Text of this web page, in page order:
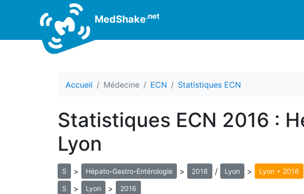
MedShake.net
Accueil Médecine ECN Statistiques ECN
Statistiques ECN 2016 :
Lyon
S > Hépato-Gastro-Entérologie > 2016 / Lyon > Lyon + 2016
S > Lyon > 2016